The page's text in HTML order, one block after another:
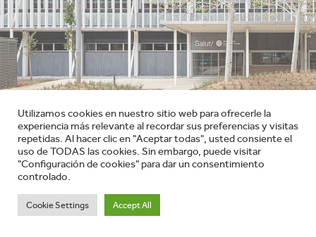
Utilizamos cookies en nuestro sitio web para ofrecerle la
experiencia más relevante al recordar sus preferencias y visitas
repetidas. Al hacer clic en "Aceptar todas", usted consiente el
uso de TODAS las cookies. Sin embargo, puede visitar
"Configuración de cookies" para dar un consentimiento
controlado.
Cookie Settings Accept All